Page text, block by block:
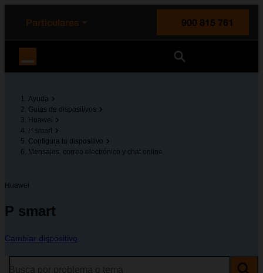
principal
la página
Particulares
900 815 761
Ayuda
Guías de dispositivos
Huawei
P smart
Configura tu dispositivo
Mensajes, correo electrónico y chat online
Huawei
P smart
Cambiar dispositivo